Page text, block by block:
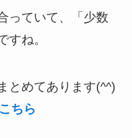
っていて、「少数
すね。
とめてあります(^^)
ちら